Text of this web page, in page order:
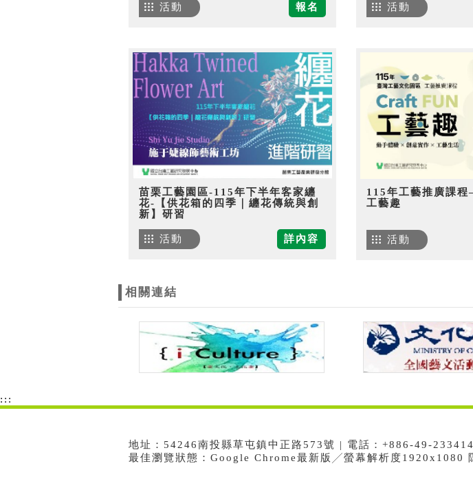
報名
活動 活動
苗栗工藝園區-115年下半年客家纏
花-【供花箱的四季｜纏花傳統與創
新】研習
詳內容
活動
115年工藝推廣課
工藝趣
活動
相關連結
:::
地址：54246南投縣草屯鎮中正路573號 | 電話：+886-49-
最佳瀏覽狀態：Google Chrome最新版╱螢幕解析度1920x1080